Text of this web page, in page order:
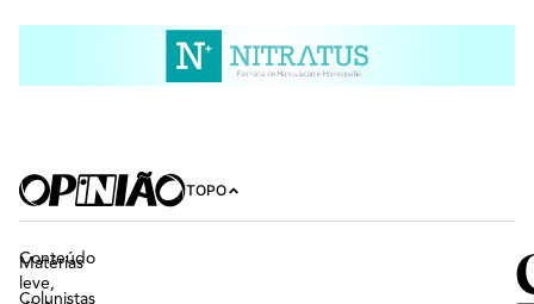
TOPO
Conteúdo
leve,
Matérias
Colunistas